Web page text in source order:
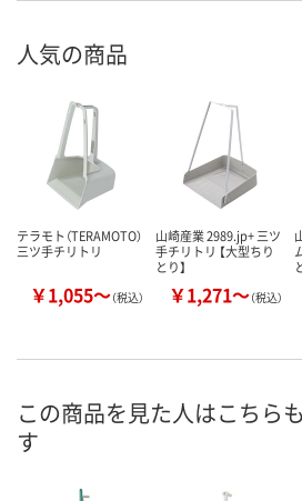
人気の商品
テラモト（TERAMOTO）
三ツ手チリトリ
￥1,055～（税込）
山崎産業 2989.jp+ 三ツ
手チリトリ 【大型ちり
とり】
￥1,271～（税込）
この商品を見た人はこちら
す